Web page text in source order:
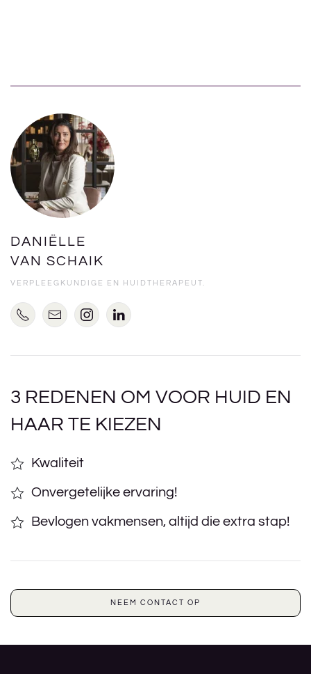
DANIËLLE
VAN SCHAIK
VERPLEEGKUNDIGE EN HUIDTHERAPEUT.
3 REDENEN OM VOOR HUID EN
HAAR TE KIEZEN
Kwaliteit
Onvergetelijke ervaring!
Bevlogen vakmensen, altijd die extra stap!
NEEM CONTACT OP